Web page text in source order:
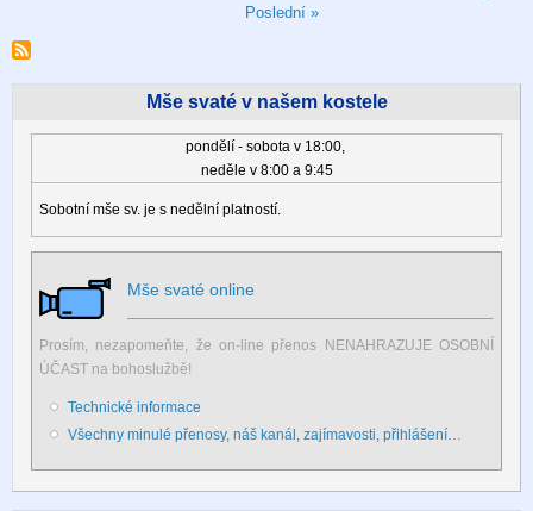
Poslední
Poslední »
Mše svaté v našem kostele
pondělí - sobota v 18:00,
neděle v 8:00 a 9:45
Sobotní mše sv. je s nedělní platností.
Mše svaté online
Prosím, nezapomeňte, že on-line přenos NENAHRAZUJE OSOBNÍ
ÚČAST na bohoslužbě!
Technické informace
Všechny minulé přenosy, náš kanál, zajímavosti, přihlášení…